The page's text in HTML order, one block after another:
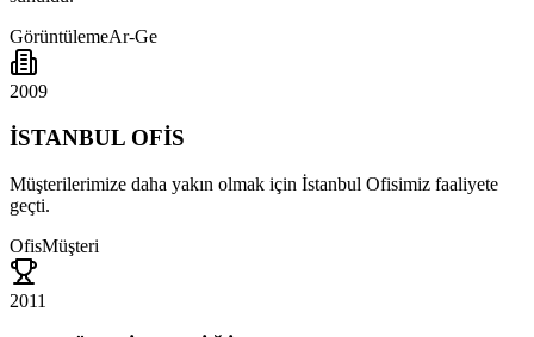
GörüntülemeAr-Ge
2009
İSTANBUL OFİS
Müşterilerimize daha yakın olmak için İstanbul Ofisimiz faaliyete
geçti.
OfisMüşteri
2011